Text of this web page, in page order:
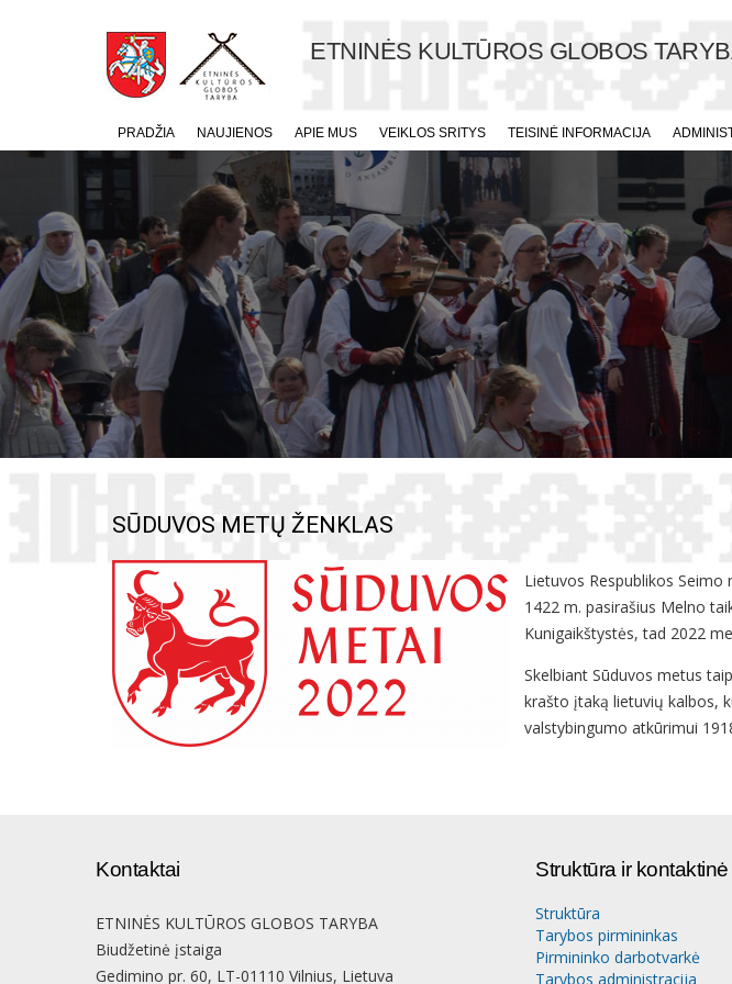
ETNINĖS KULTŪROS GLOBOS
PRADŽIA NAUJIENOS APIE MUS VEIKLOS SRITYS TEISINĖ INFORMACIJA
SŪDUVOS METŲ ŽENKLAS
Lietuvos Respublikos
1422 m. pasirašius Melno
Kunigaikštystės, tad 2022
Skelbiant Sūduvos metus
krašto įtaką lietuvių kalbos,
valstybingumo atkūrimui
Kontaktai
ETNINĖS KULTŪROS GLOBOS TARYBA
Biudžetinė įstaiga
Gedimino pr. 60, LT-01110 Vilnius, Lietuva
Struktūra ir
Struktūra
Tarybos pirmininkas
Pirmininko darbotvarkė
Tarybos administracija